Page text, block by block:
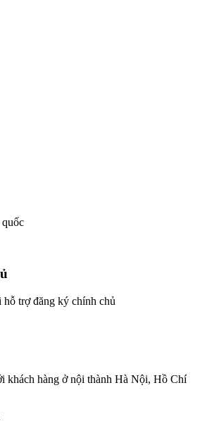
trợ đăng ký chính chủ
khách hàng ở nội thành Hà Nội, Hồ Chí